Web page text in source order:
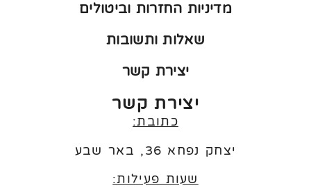
מדיניות החזרות וביטולים
שאלות ותשובות
יצירת קשר
יצירת קשר
כתובת:
יצחק נפחא 36, באר שבע
שעות פעילות: